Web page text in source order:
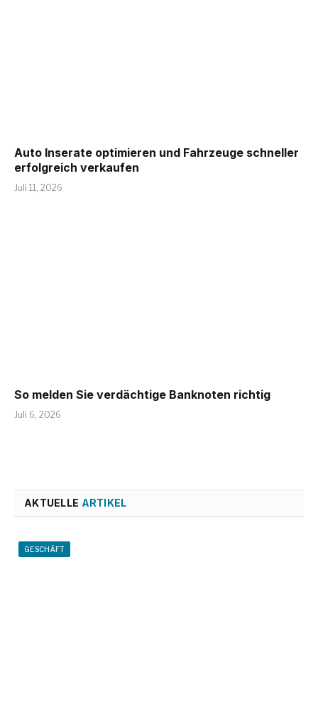
Auto Inserate optimieren und Fahrzeuge schneller
erfolgreich verkaufen
Juli 11, 2026
So melden Sie verdächtige Banknoten richtig
Juli 6, 2026
AKTUELLE ARTIKEL
GESCHÄFT